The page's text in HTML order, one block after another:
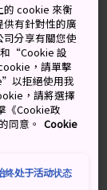
，夜間
個風箏在高空
的 cookie 來衡
有針對性的廣
分享有關您使
“Cookie 設
，請單擊
以拒絕使用我
，請將選擇
《Cookie政
同意。 Cookie
终处于活动状态